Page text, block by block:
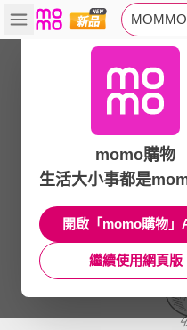
momo購物
生活大小事都是
開啟「momo購物」
繼續使用網頁版